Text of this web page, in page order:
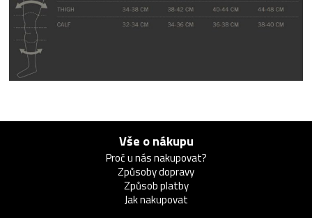
Vše o nákupu
Proč u nás nakupovat?
Způsoby dopravy
Způsob platby
Jak nakupovat